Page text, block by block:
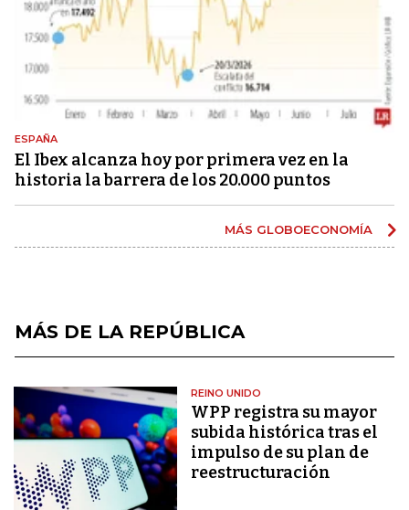
ESPAÑA
El Ibex alcanza hoy por primera vez en la
historia la barrera de los 20.000 puntos
MÁS GLOBOECONOMÍA
MÁS DE LA REPÚBLICA
REINO UNIDO
WPP registra su mayor
subida histórica tras el
impulso de su plan de
reestructuración